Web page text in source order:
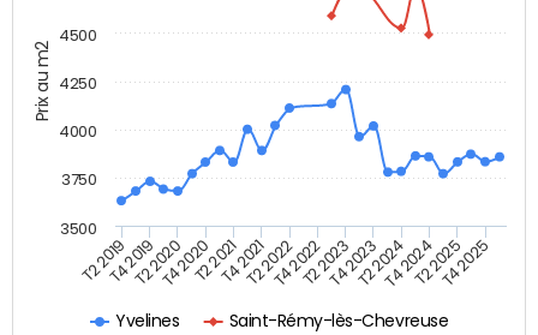
Prix au m2
Yvelines Saint-Rémy-lès-Chevreuse
T2 2019T4 2019T2 2020T4 2020T2 2021T4 2021T2 2022T4 2022T2 2023T4 2023T2 2024T4 2024T2 2025T4 2025
3500
3750
4000
4250
4500